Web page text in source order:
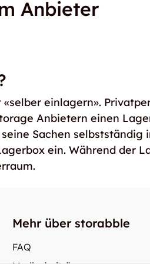
Anbieter
einlagern».
Anbietern einen
Sachen selbstständig
ein. Während der
Mehr über storabble
FAQ